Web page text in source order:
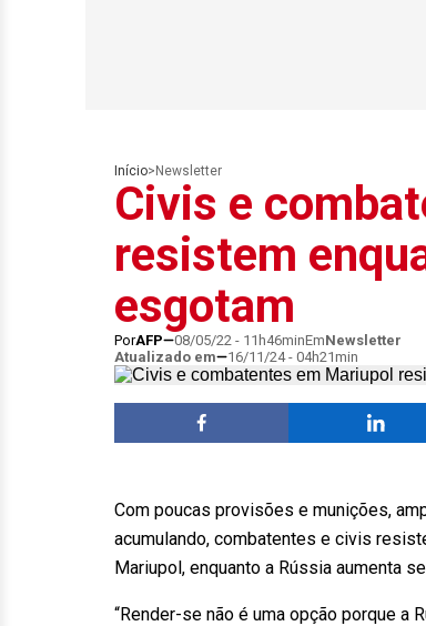
Início> Newsletter
Civis e
resistem
esgotam
PorAFP 08/05/22 - 11h46minEmNewsletter
Atualizado em
16/11/24 - 04h21min
Com poucas provisões e munições,
acumulando, combatentes e civis
Mariupol, enquanto a Rússia aumenta
“Render-se não é uma opção porque